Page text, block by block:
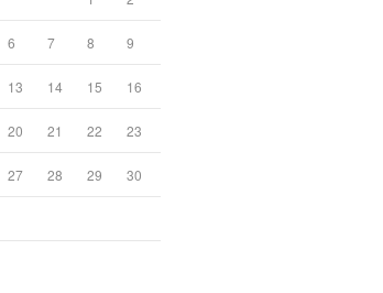
6 7 8 9
13 14 15 16
20 21 22 23
27 28 29 30